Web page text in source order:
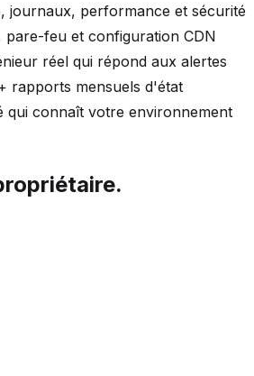
journaux, performance et sécurité
pare-feu et configuration CDN
réel qui répond aux alertes
rapports mensuels d'état
qui connaît votre environnement